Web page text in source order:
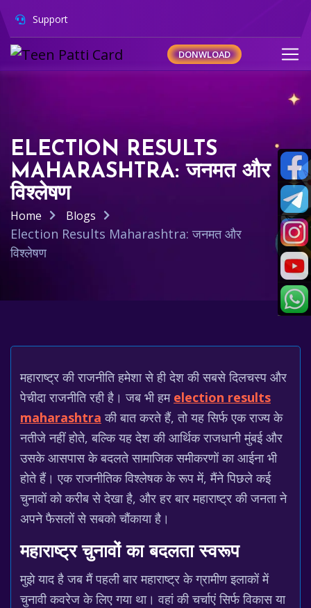
Support
DONWLOAD
ELECTION RESULTS
MAHARASHTRA: जनमत और
विश्लेषण
Home Blogs
Election Results Maharashtra: जनमत और
विश्लेषण
महाराष्ट्र की राजनीति हमेशा से ही देश की सबसे दिलचस्प और
पेचीदा राजनीति रही है। जब भी हम election results
maharashtra की बात करते हैं, तो यह सिर्फ एक राज्य के
नतीजे नहीं होते, बल्कि यह देश की आर्थिक राजधानी मुंबई और
उसके आसपास के बदलते सामाजिक समीकरणों का आईना भी
होते हैं। एक राजनीतिक विश्लेषक के रूप में, मैंने पिछले कई
चुनावों को करीब से देखा है, और हर बार महाराष्ट्र की जनता ने
अपने फैसलों से सबको चौंकाया है।
महाराष्ट्र चुनावों का बदलता स्वरूप
मुझे याद है जब मैं पहली बार महाराष्ट्र के ग्रामीण इलाकों में
चुनावी कवरेज के लिए गया था। वहां की चर्चाएं सिर्फ विकास या